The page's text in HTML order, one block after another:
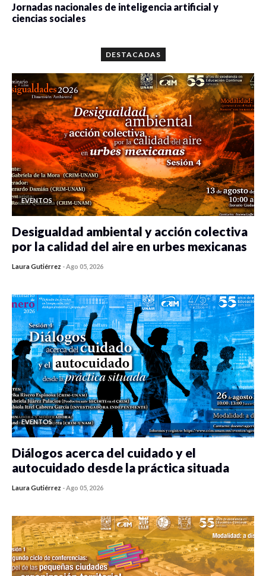
Jornadas nacionales de inteligencia artificial y
ciencias sociales
DESTACADAS
EVENTOS
Desigualdad ambiental y acción colectiva
por la calidad del aire en urbes mexicanas
Laura Gutiérrez -Ago 05, 2026
EVENTOS
Diálogos acerca del cuidado y el
autocuidado desde la práctica situada
Laura Gutiérrez -Ago 05, 2026